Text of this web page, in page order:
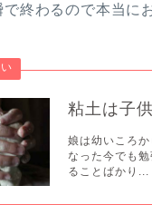
終わるので本当に
粘土は子
娘は幼いころ
なった今でも
ることばかり...